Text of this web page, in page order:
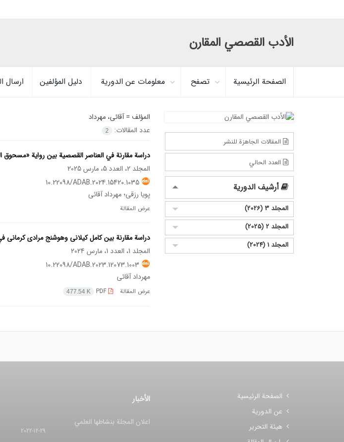
الأدب القصصي المقارن
الصفحة الرئيسية تصفح معلومات عن الدورية دليل المؤلفين ارسال
المؤلف =آقائی، مهرداد
عدد المقالات:
2
دراسة مقارنة في العناصر القصصیة بین روایة
المجلد 2، العدد 5، مارس 2025
10.22098/ADAB.2024.15420.1035
پویا رزقی؛ مهرداد آقائی
عرض المقالة
دراسة مقارنة بین کامل کیلانی وهوشنج مرادی کرمانی
المجلد 1، العدد 1، مارس 2024
10.22098/ADAB.2023.12073.1003
مهرداد آقائی
عرض المقالة PDF
477.54 K
المقالات الجاهزة للنشر
العدد الحالي
أرشيف الدورية
المجلد 3 (2026)
المجلد 2 (2025)
المجلد 1 (2024)
الصفحة الرئيسية
عن الدورية
هيئة التحرير
الأخبار
اعلان المجلة بنشاطها العلمي
2022-12-29